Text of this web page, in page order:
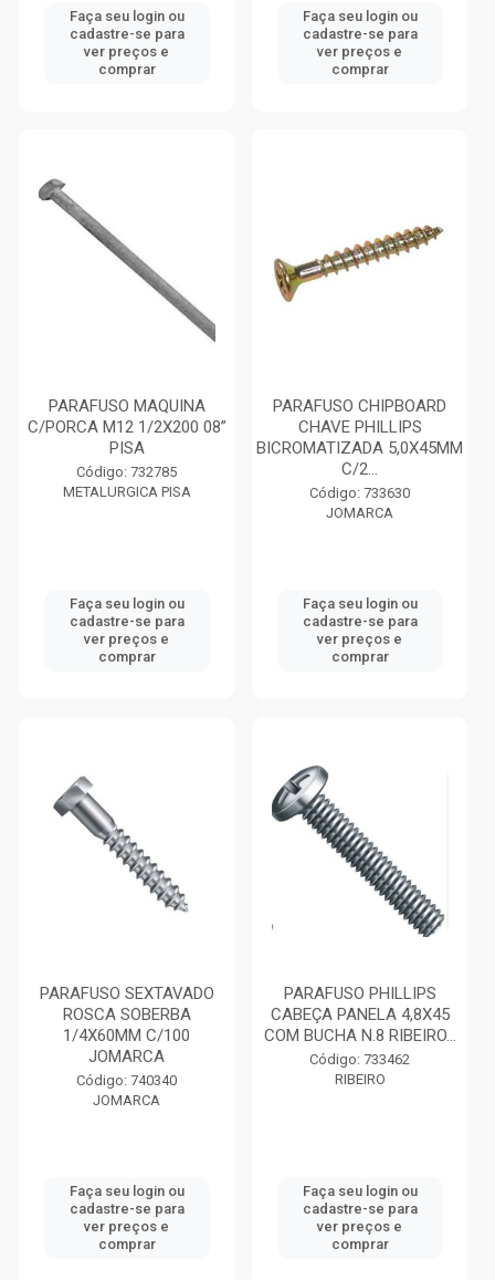
Faça seu login ou
cadastre-se para
ver preços e
comprar
Faça seu login ou
cadastre-se para
ver preços e
comprar
PARAFUSO MAQUINA
C/PORCA M12 1/2X200 08”
PISA
Código: 732785
METALURGICA PISA
Faça seu login ou
cadastre-se para
ver preços e
comprar
PARAFUSO CHIPBOARD
CHAVE PHILLIPS
BICROMATIZADA 5,0X45MM
C/2...
Código: 733630
JOMARCA
Faça seu login ou
cadastre-se para
ver preços e
comprar
PARAFUSO SEXTAVADO
ROSCA SOBERBA
1/4X60MM C/100
JOMARCA
Código: 740340
JOMARCA
Faça seu login ou
cadastre-se para
ver preços e
comprar
PARAFUSO PHILLIPS
CABEÇA PANELA 4,8X45
COM BUCHA N.8 RIBEIRO...
Código: 733462
RIBEIRO
Faça seu login ou
cadastre-se para
ver preços e
comprar